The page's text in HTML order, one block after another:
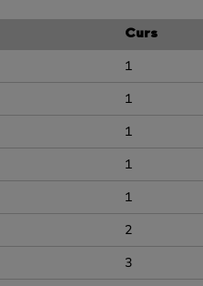
Curs
1
1
1
1
1
2
3